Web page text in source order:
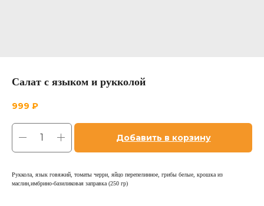
Салат с языком и рукколой
999 ₽
Добавить в корзину
Руккола, язык говяжий, томаты черри, яйцо перепелинное, грибы белые, крошка из
маслин,имбрино-базиликовая заправка (250 гр)